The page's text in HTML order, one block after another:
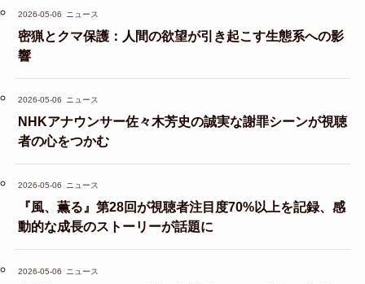
2026-05-06 ニュース
密猟とクマ保護：人間の欲望が引き起こす生態系への影
響
2026-05-06 ニュース
NHKアナウンサー佐々木芳史の誠実な謝罪シーンが視聴
者の心をつかむ
2026-05-06 ニュース
『風、薫る』第28回が視聴者注目度70%以上を記録、感
動的な成長のストーリーが話題に
2026-05-06 ニュース